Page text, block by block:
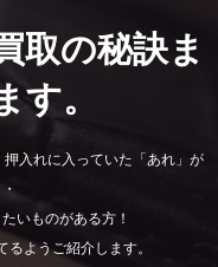
取の秘訣ま
す。
入れに入っていた「あれ」が
いものがある方！
ようご紹介します。